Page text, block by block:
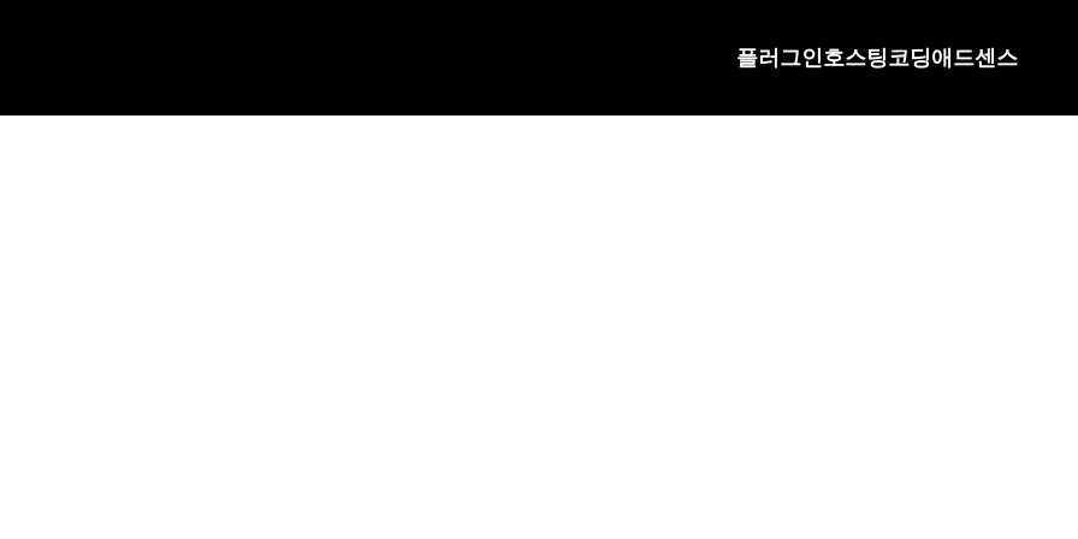
플러그인호스팅코딩애드센스